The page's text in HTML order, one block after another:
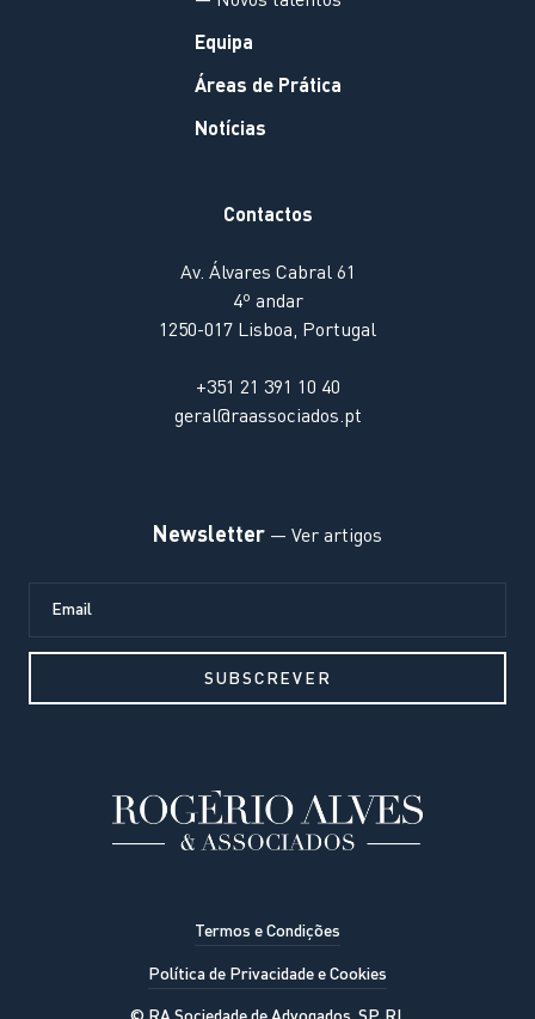
Equipa
Áreas de Prática
Notícias
Contactos
Av. Álvares Cabral 61
4º andar
1250-017 Lisboa, Portugal
+351 21 391 10 40
geral@raassociados.pt
Newsletter — Ver artigos
Termos e Condições
Política de Privacidade e Cookies